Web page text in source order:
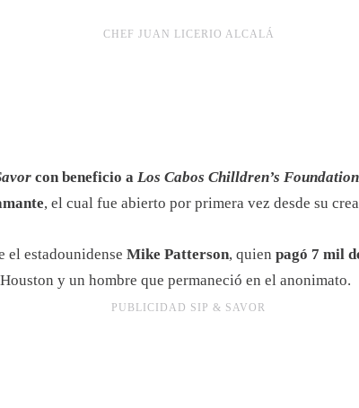
CHEF JUAN LICERIO ALCALÁ
con beneficio a Los Cabos Chilldren’s Foundation
, el cual fue abierto por primera vez desde su
el estadounidense Mike Patterson, quien pagó 7 mil
y un hombre que permaneció en el anonimato.
PUBLICIDAD SIP & SAVOR